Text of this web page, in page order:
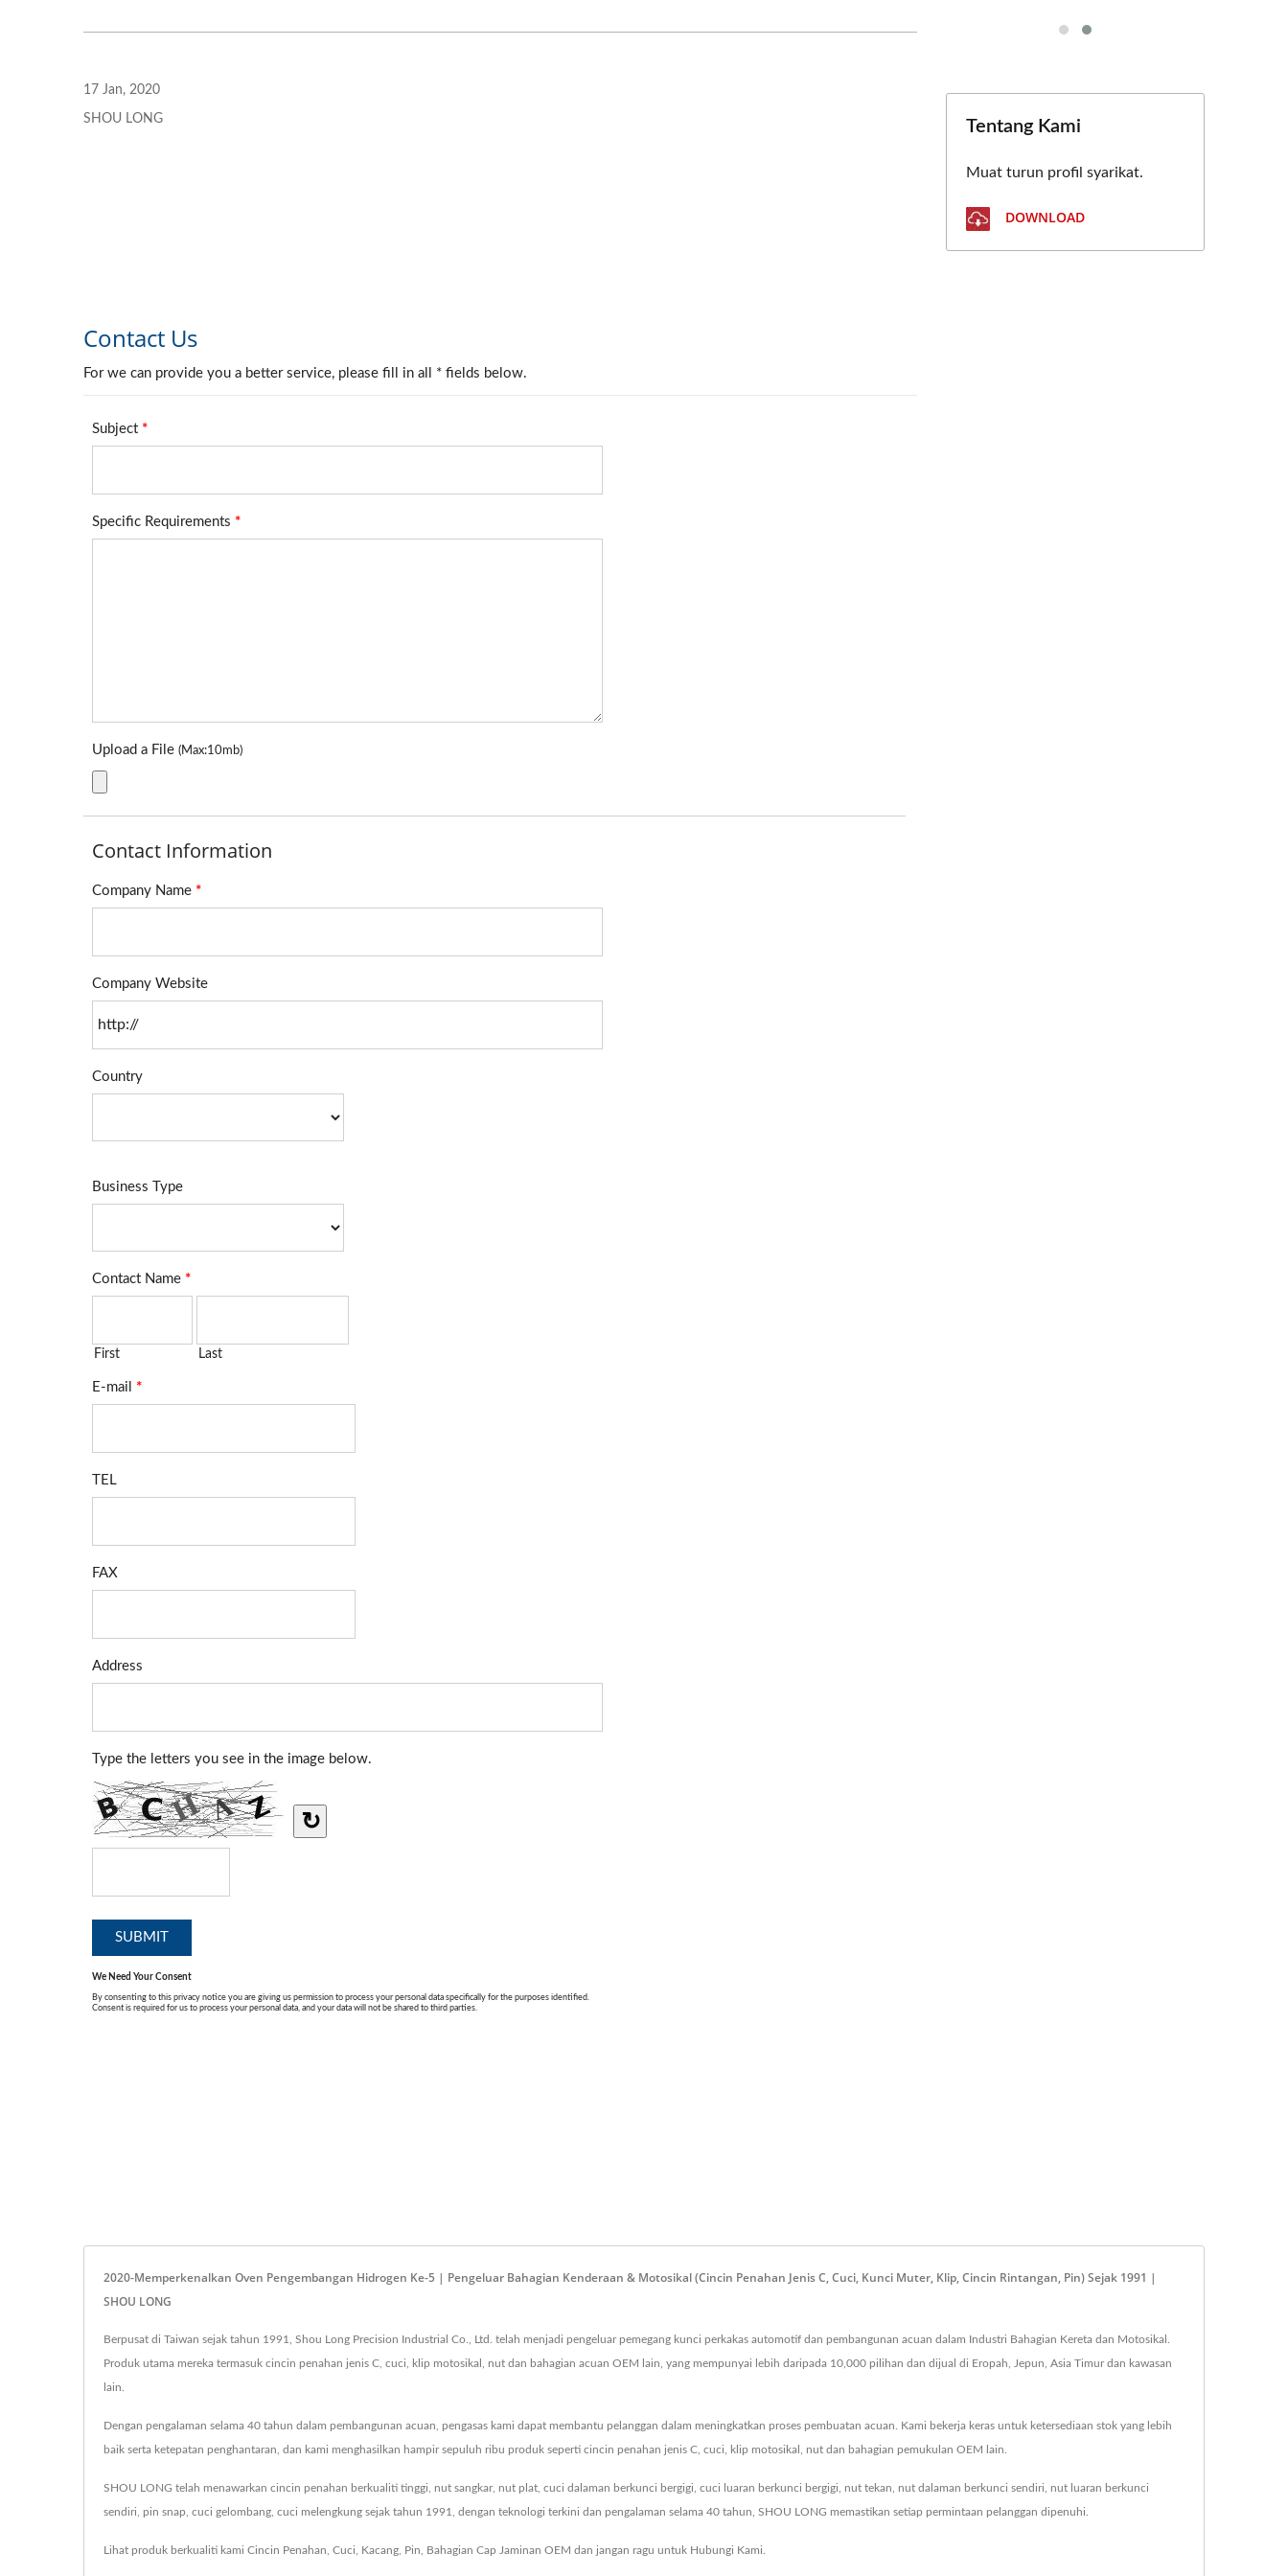
17 Jan, 2020
SHOU LONG Tentang Kami
Muat turun profil syarikat.
DOWNLOAD
2020-Memperkenalkan Oven Pengembangan Hidrogen Ke-5 | Pengeluar Bahagian Kenderaan & Motosikal (Cincin Penahan Jenis C, Cuci, Kunci Muter, Klip, Cincin Rintangan, Pin) Sejak 1991 |
SHOU LONG
Berpusat di Taiwan sejak tahun 1991, Shou Long Precision Industrial Co., Ltd. telah menjadi pengeluar pemegang kunci perkakas automotif dan pembangunan acuan dalam Industri Bahagian Kereta dan Motosikal.
Produk utama mereka termasuk cincin penahan jenis C, cuci, klip motosikal, nut dan bahagian acuan OEM lain, yang mempunyai lebih daripada 10,000 pilihan dan dijual di Eropah, Jepun, Asia Timur dan kawasan
lain.
Dengan pengalaman selama 40 tahun dalam pembangunan acuan, pengasas kami dapat membantu pelanggan dalam meningkatkan proses pembuatan acuan. Kami bekerja keras untuk ketersediaan stok yang lebih
baik serta ketepatan penghantaran, dan kami menghasilkan hampir sepuluh ribu produk seperti cincin penahan jenis C, cuci, klip motosikal, nut dan bahagian pemukulan OEM lain.
SHOU LONG telah menawarkan cincin penahan berkualiti tinggi, nut sangkar, nut plat, cuci dalaman berkunci bergigi, cuci luaran berkunci bergigi, nut tekan, nut dalaman berkunci sendiri, nut luaran berkunci
sendiri, pin snap, cuci gelombang, cuci melengkung sejak tahun 1991, dengan teknologi terkini dan pengalaman selama 40 tahun, SHOU LONG memastikan setiap permintaan pelanggan dipenuhi.
Lihat produk berkualiti kami Cincin Penahan Cuci Kacang Pin Bahagian Cap Jaminan OEM dan jangan ragu untuk Hubungi Kami